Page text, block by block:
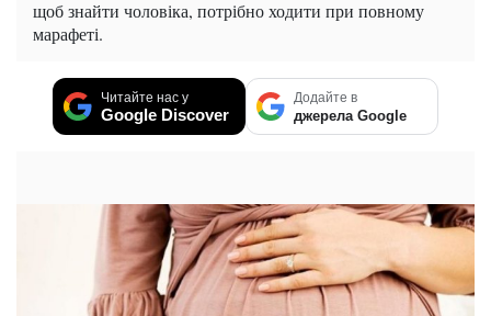
щоб знайти чоловіка, потрібно ходити при повному
марафеті.
Читайте нас у
Google Discover
Додайте в
джерела Google